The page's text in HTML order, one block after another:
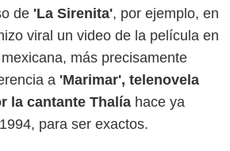
de 'La Sirenita', por ejemplo, en
viral un video de la película en
más precisamente
a 'Marimar', telenovela
la cantante Thalía hace ya
para ser exactos.